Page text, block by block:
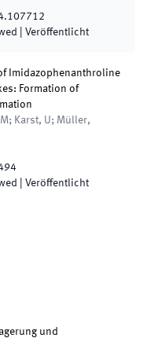
Veröffentlicht
Imidazophenanthroline
Formation of
Karst, U; Müller,
Veröffentlicht
und